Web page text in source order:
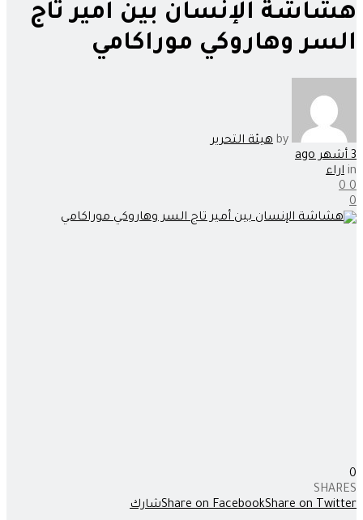
هشاشة الإنسان بين أمير تاج
السر وهاروكي موراكامي
by هيئة التحرير
3 أشهر ago
in اراء
0
0
0
0
SHARES
Share on FacebookShare on Twitter شارك